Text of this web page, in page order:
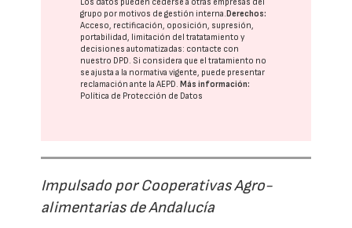
Los datos pueden cederse a otras empresas del
grupo por motivos de gestión interna. Derechos:
Acceso, rectificación, oposición, supresión,
portabilidad, limitación del tratatamiento y
decisiones automatizadas: contacte con
nuestro DPD. Si considera que el tratamiento no
se ajusta a la normativa vigente, puede presentar
reclamación ante laAEPD. Más información:
Política de Protección de Datos
Impulsado por Cooperativas Agro-
alimentarias de Andalucía